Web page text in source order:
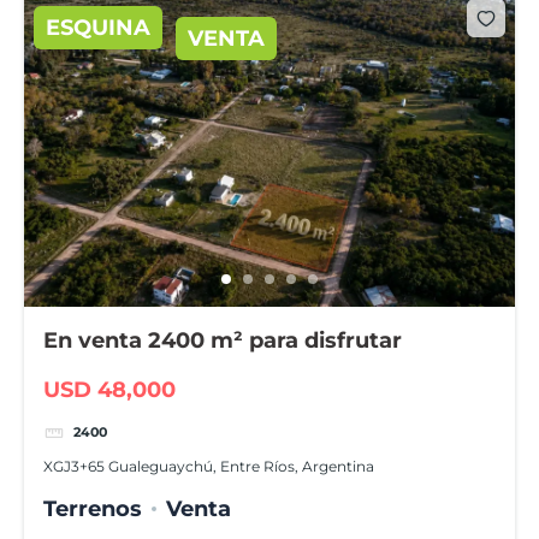
ESQUINA VENTA
En venta 2400 m² para disfrutar
USD 48,000
2400
XGJ3+65 Gualeguaychú, Entre Ríos, Argentina
Terrenos Venta